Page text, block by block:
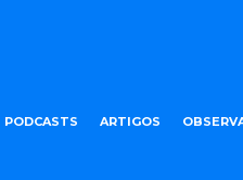
PODCASTS ARTIGOS